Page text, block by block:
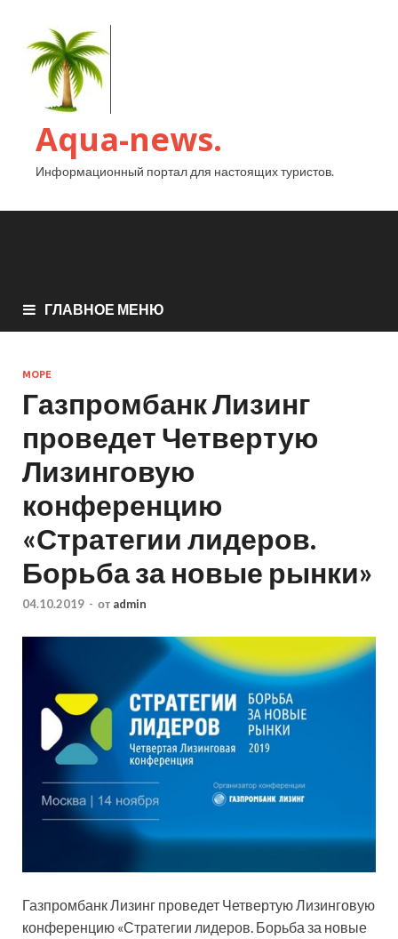
Aqua-news.
Информационный портал для настоящих туристов.
ГЛАВНОЕ МЕНЮ
МОРЕ
Газпромбанк Лизинг
проведет Четвертую
Лизинговую
конференцию
«Стратегии лидеров.
Борьба за новые рынки»
04.10.2019 - от admin
Газпромбанк Лизинг проведет Четвертую Лизинговую
конференцию «Стратегии лидеров. Борьба за новые